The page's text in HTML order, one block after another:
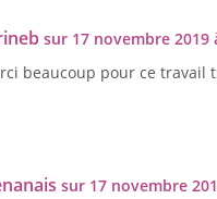
sur 17 novembre 2019
beaucoup pour ce travail
sur 17 novembre